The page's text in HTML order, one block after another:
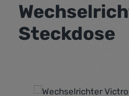
Durchschnittliche
Steckdose
Bildergalerie überspringen